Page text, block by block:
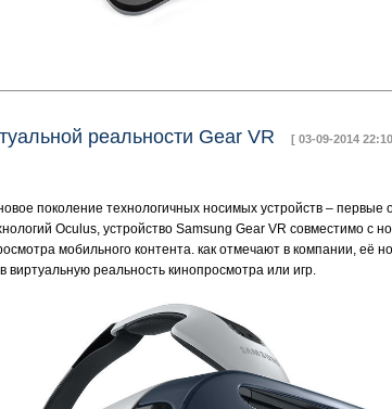
реальности Gear VR [ 03-09-2014
поколение технологичных носимых устройств – первые
Oculus, устройство Samsung Gear VR совместимо с
мобильного контента. как отмечают в компании, её
виртуальную реальность кинопросмотра или игр.